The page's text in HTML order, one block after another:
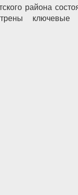
района
ключевые